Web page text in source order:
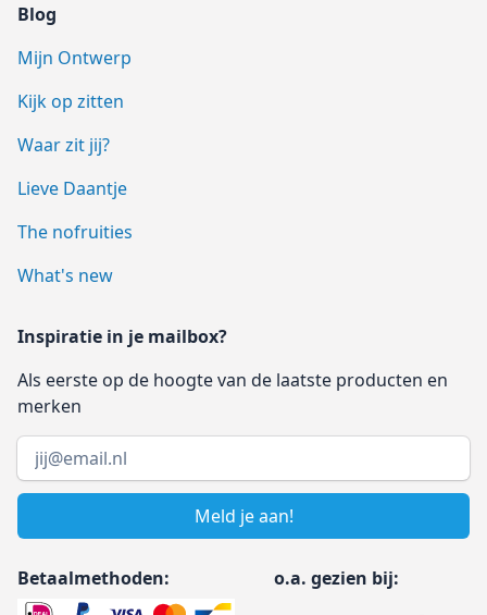
Blog
Mijn Ontwerp
Kijk op zitten
Waar zit jij?
Lieve Daantje
The nofruities
What's new
Inspiratie in je mailbox?
Als eerste op de hoogte van de laatste producten en
merken
Email address
Meld je aan!
Betaalmethoden: o.a. gezien bij: